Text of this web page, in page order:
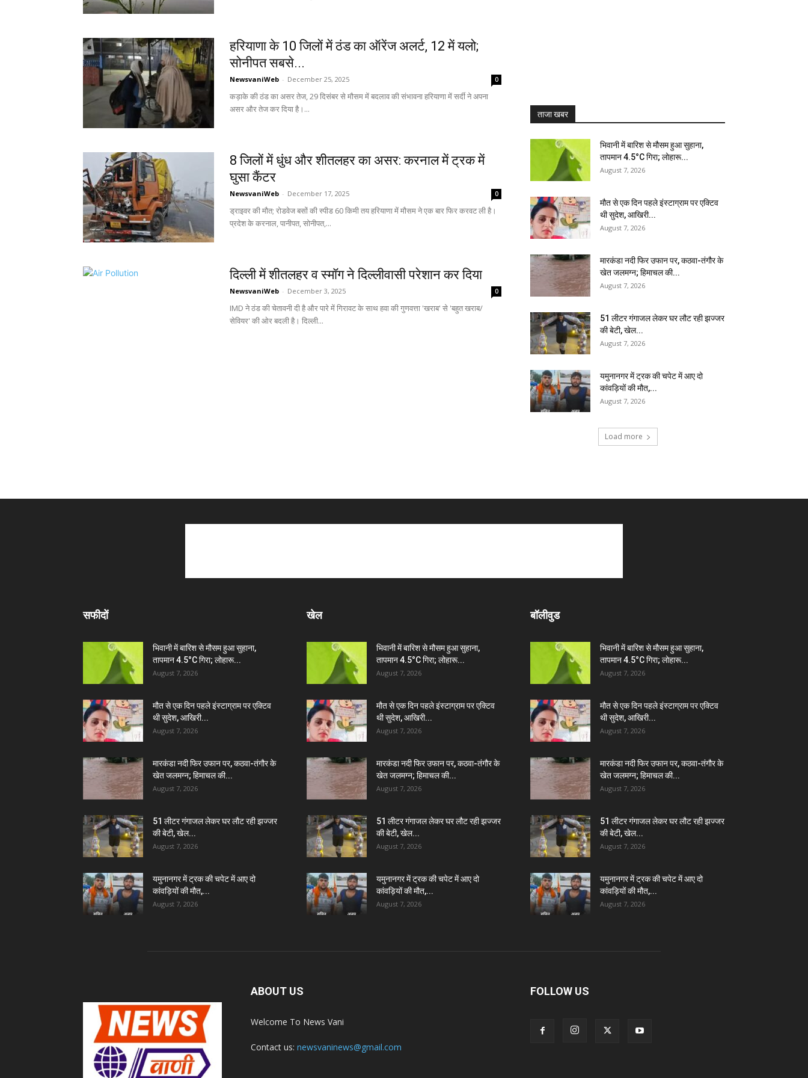
हरियाणा के 10 जिलों में ठंड का ऑरेंज अलर्ट, 12 में यलो;
सोनीपत सबसे...
NewsvaniWeb - December 25, 2025 0
कड़ाके की ठंड का असर तेज, 29 दिसंबर से मौसम में बदलाव की संभावना हरियाणा में सर्दी ने अपना
असर और तेज कर दिया है।...
8 जिलों में धुंध और शीतलहर का असर: करनाल में ट्रक में
घुसा कैंटर
NewsvaniWeb - December 17, 2025 0
ड्राइवर की मौत; रोडवेज बसों की स्पीड 60 किमी तय हरियाणा में मौसम ने एक बार फिर करवट ली है।
प्रदेश के करनाल, पानीपत, सोनीपत,...
दिल्ली में शीतलहर व स्मॉग ने दिल्लीवासी परेशान कर दिया
NewsvaniWeb - December 3, 2025 0
IMD ने ठंड की चेतावनी दी है और पारे में गिरावट के साथ हवा की गुणवत्ता 'खराब' से 'बहुत खराब/
सेवियर' की ओर बदली है। दिल्ली...
ताजा खबर
भिवानी में बारिश से मौसम हुआ सुहाना,
तापमान 4.5°C गिरा; लोहारू...
August 7, 2026
मौत से एक दिन पहले इंस्टाग्राम पर एक्टिव
थी सुदेश, आखिरी...
August 7, 2026
मारकंडा नदी फिर उफान पर, कठवा-तंगौर के
खेत जलमग्न; हिमाचल की...
August 7, 2026
51 लीटर गंगाजल लेकर घर लौट रही झज्जर
की बेटी, खेल...
August 7, 2026
यमुनानगर में ट्रक की चपेट में आए दो
कांवड़ियों की मौत,...
August 7, 2026
Load more
सफीदों
भिवानी में बारिश से मौसम हुआ सुहाना,
तापमान 4.5°C गिरा; लोहारू...
August 7, 2026
मौत से एक दिन पहले इंस्टाग्राम पर एक्टिव
थी सुदेश, आखिरी...
August 7, 2026
मारकंडा नदी फिर उफान पर, कठवा-तंगौर के
खेत जलमग्न; हिमाचल की...
August 7, 2026
51 लीटर गंगाजल लेकर घर लौट रही झज्जर
की बेटी, खेल...
August 7, 2026
यमुनानगर में ट्रक की चपेट में आए दो
कांवड़ियों की मौत,...
August 7, 2026
खेल
भिवानी में बारिश से मौसम हुआ सुहाना,
तापमान 4.5°C गिरा; लोहारू...
August 7, 2026
मौत से एक दिन पहले इंस्टाग्राम पर एक्टिव
थी सुदेश, आखिरी...
August 7, 2026
मारकंडा नदी फिर उफान पर, कठवा-तंगौर के
खेत जलमग्न; हिमाचल की...
August 7, 2026
51 लीटर गंगाजल लेकर घर लौट रही झज्जर
की बेटी, खेल...
August 7, 2026
यमुनानगर में ट्रक की चपेट में आए दो
कांवड़ियों की मौत,...
August 7, 2026
बॉलीवुड
भिवानी में बारिश से मौसम हुआ सुहाना,
तापमान 4.5°C गिरा; लोहारू...
August 7, 2026
मौत से एक दिन पहले इंस्टाग्राम पर एक्टिव
थी सुदेश, आखिरी...
August 7, 2026
मारकंडा नदी फिर उफान पर, कठवा-तंगौर के
खेत जलमग्न; हिमाचल की...
August 7, 2026
51 लीटर गंगाजल लेकर घर लौट रही झज्जर
की बेटी, खेल...
August 7, 2026
यमुनानगर में ट्रक की चपेट में आए दो
कांवड़ियों की मौत,...
August 7, 2026
ABOUT US
Welcome To News Vani
Contact us: newsvaninews@gmail.com
FOLLOW US